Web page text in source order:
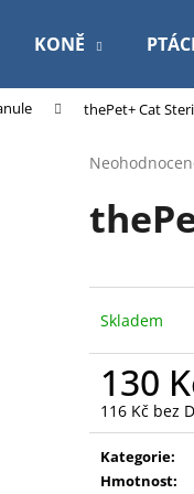
KONĚ PTÁCI
thePet+ Cat
Průměrné
produktu
je
5
Skladem
130
116 Kč bez
Měrná
cena:
Kategorie:
Hmotnost:
najít?
HLEDAT
FRIEND BAL